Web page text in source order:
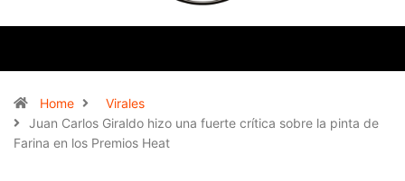
Home
Virales
Juan Carlos Giraldo hizo una fuerte crítica sobre la pinta de
Farina en los Premios Heat